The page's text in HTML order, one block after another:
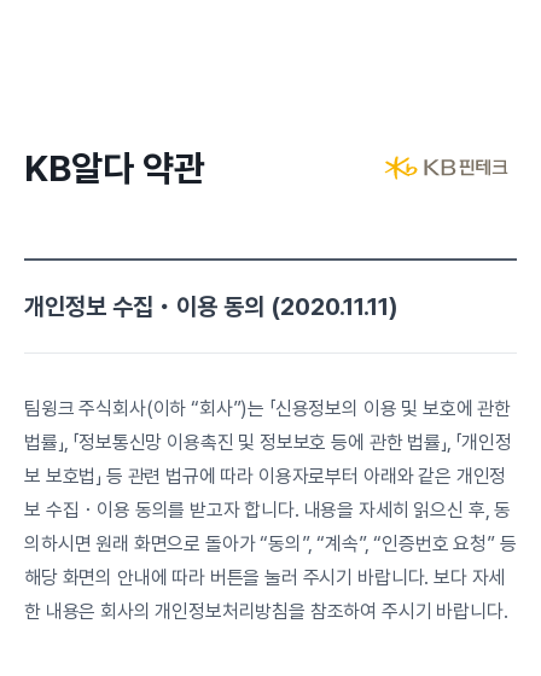
KB알다 약관
개인정보 수집・이용 동의 (2020.11.11)
팀윙크 주식회사(이하 “회사”)는 「신용정보의 이용 및 보호에 관한
법률」, 「정보통신망 이용촉진 및 정보보호 등에 관한 법률」, 「개인정
보 보호법」 등 관련 법규에 따라 이용자로부터 아래와 같은 개인정
보 수집・이용 동의를 받고자 합니다. 내용을 자세히 읽으신 후, 동
의하시면 원래 화면으로 돌아가 “동의”, “계속”, “인증번호 요청” 등
해당 화면의 안내에 따라 버튼을 눌러 주시기 바랍니다. 보다 자세
한 내용은 회사의 개인정보처리방침을 참조하여 주시기 바랍니다.